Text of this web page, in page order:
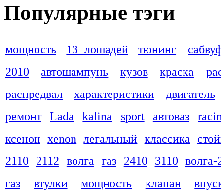
Популярные тэги
мощность 13 лошадей тюнинг
2010
автошампунь кузов краска
распредвал
характеристики
двигатель
ремонт
Lada kalina sport автоваз
ксенон xenon легальный классика
2110
2112 волга газ 2410 3110 волга-
газ
втулки мощность клапан